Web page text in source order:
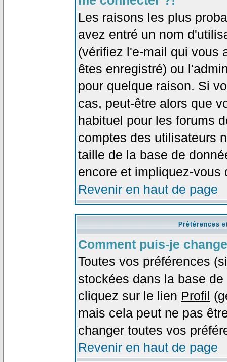
Les raisons les plus
avez entré un nom
(vérifiez l'e-mail qui vous
êtes enregistré) ou
pour quelque raison. Si
cas, peut-être alors que
habituel pour les forums
comptes des utilisateurs
taille de la base de
encore et impliquez-
Revenir en haut de page
Préférences
Comment puis-je
Toutes vos préférences
stockées dans la base
cliquez sur le lien Profil
mais cela peut ne pas
changer toutes vos
Revenir en haut de page